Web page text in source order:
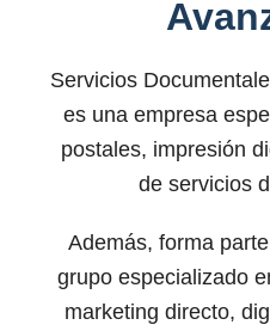
Servicios
es una empresa
postales, impresión
de servicios
Además, forma
grupo especializado
marketing directo,